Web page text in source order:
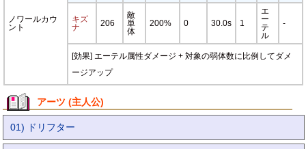
ノワールカウ
ント
キズ
ナ
206
敵
単
体
200% 0 30.0s 1
エ
ー
テ
ル
-
[効果] エーテル属性ダメージ + 対象の弱体数に比例してダメ
ージアップ
アーツ (主人公)
01) ドリフター